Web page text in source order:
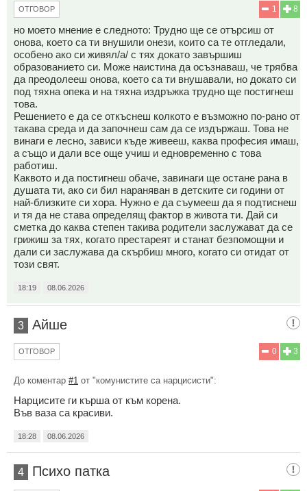
8
1
ОТГОВОР
но моето мнение е следното: Трудно ще се отърсиш от
онова, което са ти внушили онези, които са те отгледали,
особено ако си живял/а/ с тях докато завършиш
образованието си. Може наистина да осъзнаваш, че трябва
да преодолееш онова, което са ти внушавали, но докато си
под тяхна опека и на тяхна издръжка трудно ще постигнеш
това.
Решението е да се откъснеш колкото е възможно по-рано от
такава среда и да започнеш сам да се издържаш. Това не
винаги е лесно, зависи къде живееш, каква професия имаш,
а също и дали все още учиш и едновременно с това
работиш.
Каквото и да постигнеш обаче, завинаги ще остане рана в
душата ти, ако си бил нараняван в детските си години от
най-близките си хора. Нужно е да съумееш да я подтиснеш
и тя да не става определящ фактор в живота ти. Дай си
сметка до каква степен такива родители заслужават да се
грижиш за тях, когато престареят и станат безпомощни и
дали си заслужава да скърбиш много, когато си отидат от
този свят.
18:19 08.06.2026
3 Айше
3
0
ОТГОВОР
До коментар #1 от "комунистите са нарцисисти":
Нарцисите ги кърша от към корена.
Във ваза са красиви.
18:28 08.06.2026
4 Психо патка